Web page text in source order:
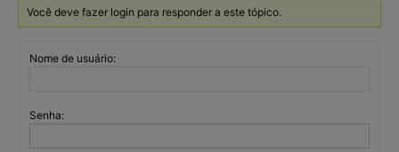
Você deve fazer login para responder a este tópico.
Nome de usuário:
Senha: